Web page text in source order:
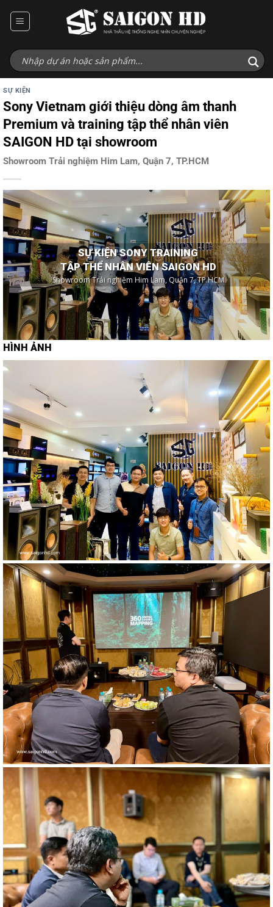
qua
dung
SỰ KIỆN
Sony Vietnam giới thiệu dòng âm thanh
Premium và training tập thể nhân viên
SAIGON HD tại showroom
Showroom Trải nghiệm Him Lam, Quận 7, TP.HCM
SỰ KIỆN SONY TRAINING
TẬP THỂ NHÂN VIÊN SAIGON HD
Showroom Trải nghiệm Him Lam, Quận 7, TP.HCM
HÌNH ẢNH